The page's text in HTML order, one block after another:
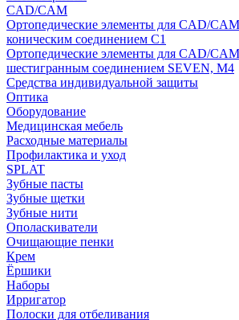
CAD/CAM
Ортопедические элементы для CAD/
коническим соединением С1
Ортопедические элементы для CAD/
шестигранным соединением SEVEN, М4
Средства индивидуальной защиты
Оптика
Оборудование
Медицинская мебель
Расходные материалы
Профилактика и уход
SPLAT
Зубные пасты
Зубные щетки
Зубные нити
Ополаскиватели
Очищающие пенки
Крем
Ёршики
Наборы
Ирригатор
Полоски для отбеливания